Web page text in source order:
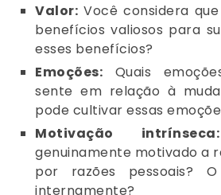
Valor: Você considera
benefícios valiosos para
esses benefícios?
Emoções: Quais
sente em relação à
pode cultivar essas
Motivação intrínseca:
genuinamente motivado a
por razões pessoais?
internamente?